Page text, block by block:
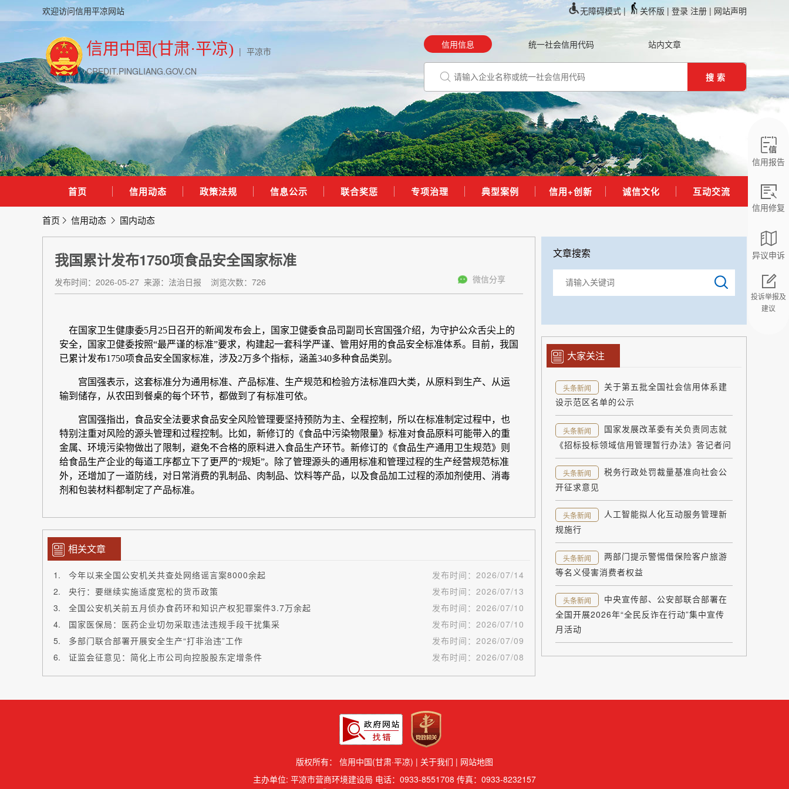
欢迎访问信用平凉网站 无障碍模式 | 关怀版 | 登录 注册 | 网站声明
信用中国(甘肃·平凉) | 平凉市
CREDIT.PINGLIANG.GOV.CN
信用信息 统一社会信用代码 站内文章
搜索
首页 信用动态 政策法规 信息公示 联合奖惩 专项治理 典型案例 信用+创新 诚信文化 互动交流
首页 信用动态 国内动态
我国累计发布1750项食品安全国家标准
发布时间：2026-05-27 来源：法治日报 浏览次数：726 微信分享
相关文章
今年以来全国公安机关共查处网络谣言案8000余起 发布时间： 2026/07/14
央行：要继续实施适度宽松的货币政策
发布时间： 2026/07/13
全国公安机关前五月侦办食药环和知识产权犯罪案件3.7万余起
发布时间： 2026/07/10
国家医保局：医药企业切勿采取违法违规手段干扰集采
发布时间： 2026/07/10
多部门联合部署开展安全生产“打非治违”工作
发布时间： 2026/07/09
证监会征意见：简化上市公司向控股股东定增条件
发布时间： 2026/07/08
文章搜索
大家关注
头条新闻
关于第五批全国社会信用体系建
设示范区名单的公示
头条新闻
国家发展改革委有关负责同志就
《招标投标领域信用管理暂行办法》答记者问
头条新闻
税务行政处罚裁量基准向社会公
开征求意见
头条新闻
人工智能拟人化互动服务管理新
规施行
头条新闻
两部门提示警惕借保险客户旅游
等名义侵害消费者权益
头条新闻
中央宣传部、公安部联合部署在
全国开展2026年“全民反诈在行动”集中宣传
月活动
版权所有： 信用中国(甘肃·平凉) | 关于我们 | 网站地图
主办单位: 平凉市营商环境建设局 电话：0933-8551708 传真：0933-8232157
信用报告
信用修复
异议申诉
投诉举报及
建议